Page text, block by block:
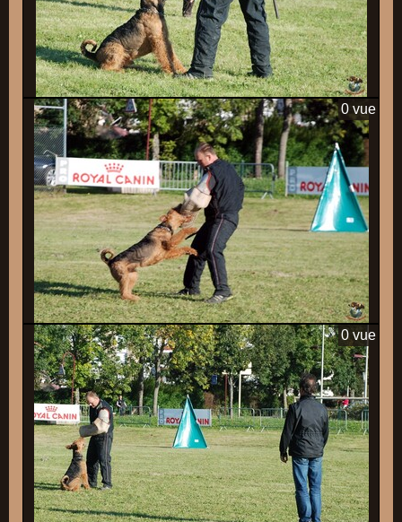
0 vue
0 vue